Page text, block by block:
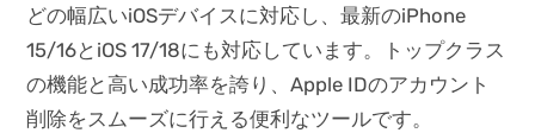
どの幅広いiOSデバイスに対応し、最新のiPhone
15/16とiOS 17/18にも対応しています。トップクラス
の機能と高い成功率を誇り、Apple IDのアカウント
削除をスムーズに行える便利なツールです。